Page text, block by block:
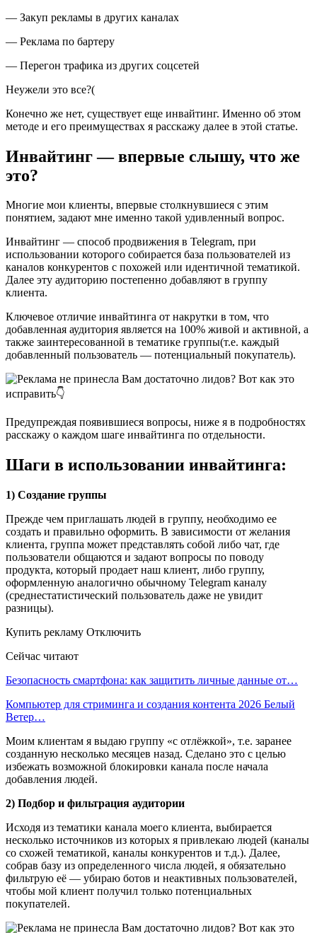
— Закуп рекламы в других каналах
— Реклама по бартеру
— Перегон трафика из других соцсетей
Неужели это все?(
Конечно же нет, существует еще инвайтинг. Именно об этом
методе и его преимуществах я расскажу далее в этой статье.
Инвайтинг — впервые слышу, что же
это?
Многие мои клиенты, впервые столкнувшиеся с этим
понятием, задают мне именно такой удивленный вопрос.
Инвайтинг — способ продвижения в Telegram, при
использовании которого собирается база пользователей из
каналов конкурентов с похожей или идентичной тематикой.
Далее эту аудиторию постепенно добавляют в группу
клиента.
Ключевое отличие инвайтинга от накрутки в том, что
добавленная аудитория является на 100% живой и активной, а
также заинтересованной в тематике группы(т.е. каждый
добавленный пользователь — потенциальный покупатель).
Предупреждая появившиеся вопросы, ниже я в подробностях
расскажу о каждом шаге инвайтинга по отдельности.
Шаги в использовании инвайтинга:
1) Создание группы
Прежде чем приглашать людей в группу, необходимо ее
создать и правильно оформить. В зависимости от желания
клиента, группа может представлять собой либо чат, где
пользователи общаются и задают вопросы по поводу
продукта, который продает наш клиент, либо группу,
оформленную аналогично обычному Telegram каналу
(среднестатистический пользователь даже не увидит
разницы).
Купить рекламу Отключить
Сейчас читают
Безопасность смартфона: как защитить личные данные от…
Компьютер для стриминга и создания контента 2026 Белый
Ветер…
Моим клиентам я выдаю группу «с отлёжкой», т.е. заранее
созданную несколько месяцев назад. Сделано это с целью
избежать возможной блокировки канала после начала
добавления людей.
2) Подбор и фильтрация аудитории
Исходя из тематики канала моего клиента, выбирается
несколько источников из которых я привлекаю людей (каналы
со схожей тематикой, каналы конкурентов и т.д.). Далее,
собрав базу из определенного числа людей, я обязательно
фильтрую её — убираю ботов и неактивных пользователей,
чтобы мой клиент получил только потенциальных
покупателей.